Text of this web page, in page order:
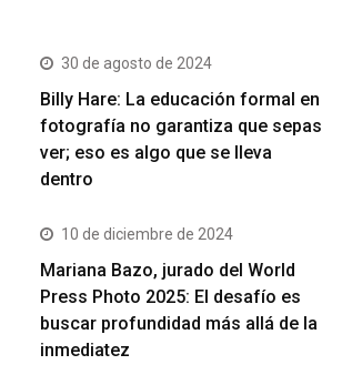
30 de agosto de 2024
Billy Hare: La educación formal en
fotografía no garantiza que sepas
ver; eso es algo que se lleva
dentro
10 de diciembre de 2024
Mariana Bazo, jurado del World
Press Photo 2025: El desafío es
buscar profundidad más allá de la
inmediatez